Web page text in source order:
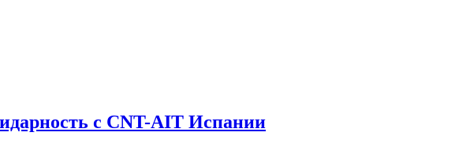
с CNT-AIT Испании